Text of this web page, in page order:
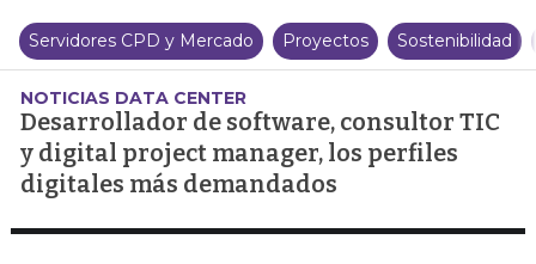
Servidores CPD y Mercado Proyectos Sostenibilidad
NOTICIAS DATA CENTER
Desarrollador de software, consultor TIC
y digital project manager, los perfiles
digitales más demandados